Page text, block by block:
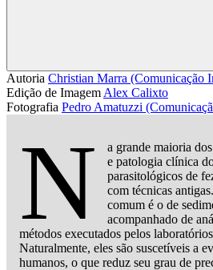
Compartilhar
Autoria Christian Marra (Comunicação
Edição de Imagem Alex Calixto
Fotografia Pedro Amatuzzi
N
a grande maioria
e patologia clínica
parasitológicos de
com técnicas
comum é o de
acompanhado de
métodos executados pelos
Naturalmente, eles são suscetíveis a
humanos, o que reduz seu grau de